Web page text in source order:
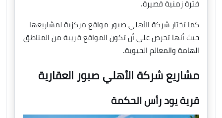
فترة زمنية قصيرة.
كما تختار شركة الأهلي صبور مواقع مركزية لمشاريعها
حيث أنها تحرص على أن تكون المواقع قريبة من المناطق
الهامة والمعالم الحيوية.
مشاريع شركة الأهلي صبور العقارية
قرية يود رأس الحكمة